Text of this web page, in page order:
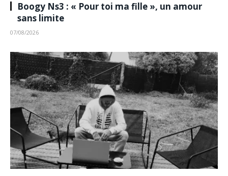
Boogy Ns3 : « Pour toi ma fille », un amour
sans limite
07/08/2026